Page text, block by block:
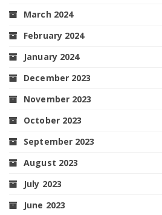
March 2024
February 2024
January 2024
December 2023
November 2023
October 2023
September 2023
August 2023
July 2023
June 2023